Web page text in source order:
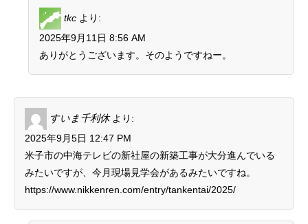
tkc より:
2025年9月11日 8:56 AM
ありがとうございます。そのようですねー。
すいま千利休 より:
2025年9月5日 12:47 PM
米子市の中海テレビの新社屋の新築工事が大分進んでいる
みたいですが、今月現場見学会があるみたいですね。
https://www.nikkenren.com/entry/tankentai/2025/